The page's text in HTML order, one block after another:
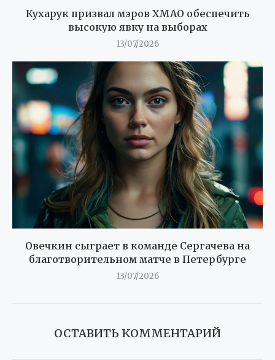
Кухарук призвал мэров ХМАО обеспечить
высокую явку на выборах
13/07/2026
Овечкин сыграет в команде Сергачева на
благотворительном матче в Петербурге
13/07/2026
ОСТАВИТЬ КОММЕНТАРИЙ